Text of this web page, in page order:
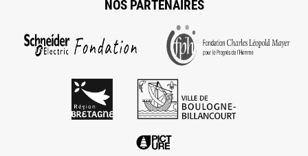
NOS PARTENAIRES